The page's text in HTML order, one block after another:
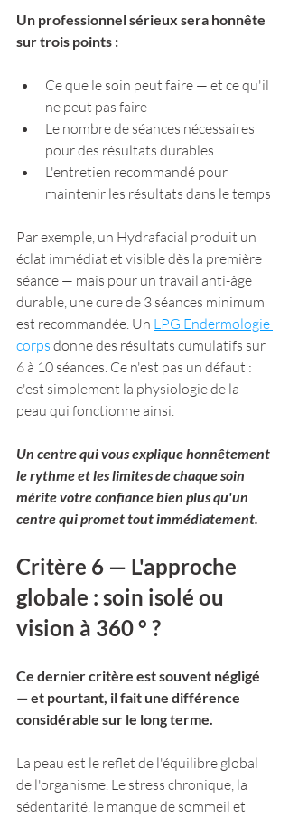
Un professionnel sérieux sera honnête
sur trois points :
Ce que le soin peut faire — et ce qu'il
ne peut pas faire
Le nombre de séances nécessaires
pour des résultats durables
L'entretien recommandé pour
maintenir les résultats dans le temps
Par exemple, un Hydrafacial produit un
éclat immédiat et visible dès la première
séance — mais pour un travail anti-âge
durable, une cure de 3 séances minimum
est recommandée. Un LPG Endermologie
corps donne des résultats cumulatifs sur
6 à 10 séances. Ce n'est pas un défaut :
c'est simplement la physiologie de la
peau qui fonctionne ainsi.
Un centre qui vous explique honnêtement
le rythme et les limites de chaque soin
mérite votre confiance bien plus qu'un
centre qui promet tout immédiatement.
Critère 6 — L'approche
globale : soin isolé ou
vision à 360 ° ?
Ce dernier critère est souvent négligé
— et pourtant, il fait une différence
considérable sur le long terme.
La peau est le reflet de l'équilibre global
de l'organisme. Le stress chronique, la
sédentarité, le manque de sommeil et